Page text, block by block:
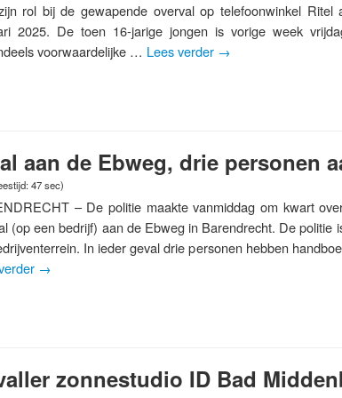
rol bij de gewapende overval op telefoonwinkel Ritel
2025. De toen 16-jarige jongen is vorige week
voorwaardelijke … Lees verder →
aan de Ebweg, drie personen
47 sec)
– De politie maakte vanmiddag om kwart
(op een bedrijf) aan de Ebweg in Barendrecht. De politie
In ieder geval drie personen hebben
→
zonnestudio ID Bad